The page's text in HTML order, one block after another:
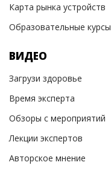
Карта рынка устройств
Образовательные курсы
ВИДЕО
Загрузи здоровье
Время эксперта
Обзоры с мероприятий
Лекции экспертов
Авторское мнение